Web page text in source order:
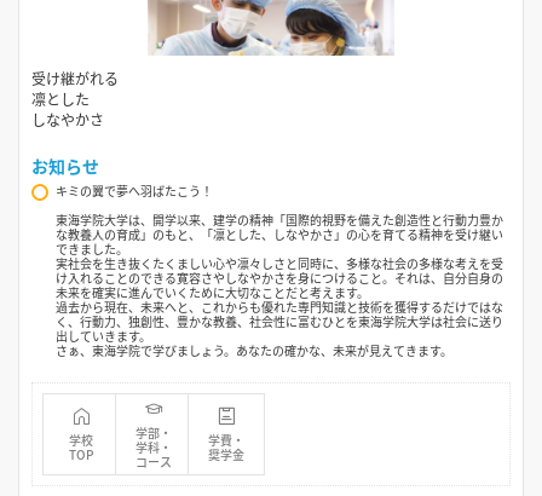
受け継がれる
凛とした
しなやかさ
お知らせ
キミの翼で夢へ羽ばたこう！
東海学院大学は、開学以来、建学の精神「国際的視野を備えた創造性と行動力豊か
な教養人の育成」のもと、「凛とした、しなやかさ」の心を育てる精神を受け継い
できました。
実社会を生き抜くたくましい心や凛々しさと同時に、多様な社会の多様な考えを受
け入れることのできる寛容さやしなやかさを身につけること。それは、自分自身の
未来を確実に進んでいくために大切なことだと考えます。
過去から現在、未来へと、これからも優れた専門知識と技術を獲得するだけではな
く、行動力、独創性、豊かな教養、社会性に富むひとを東海学院大学は社会に送り
出していきます。
さぁ、東海学院で学びましょう。あなたの確かな、未来が見えてきます。
学校
TOP
学部・
学科・
コース
学費・
奨学金